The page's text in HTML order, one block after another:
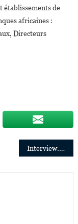
établissements de
africaines :
Directeurs
Interview. Adamadia Diallo : « mon objectif est de conduire des trains internationaux »